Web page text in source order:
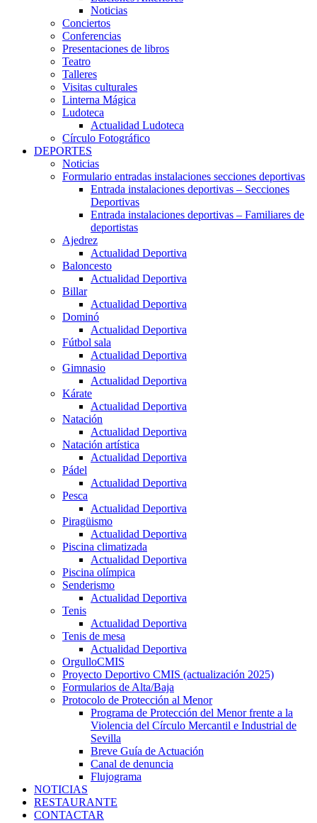
Noticias
Conciertos
Conferencias
Presentaciones de libros
Teatro
Talleres
Visitas culturales
Linterna Mágica
Ludoteca
Actualidad Ludoteca
Círculo Fotográfico
DEPORTES
Noticias
Formulario entradas instalaciones secciones deportivas
Entrada instalaciones deportivas – Secciones
Deportivas
Entrada instalaciones deportivas – Familiares de
deportistas
Ajedrez
Actualidad Deportiva
Baloncesto
Actualidad Deportiva
Billar
Actualidad Deportiva
Dominó
Actualidad Deportiva
Fútbol sala
Actualidad Deportiva
Gimnasio
Actualidad Deportiva
Kárate
Actualidad Deportiva
Natación
Actualidad Deportiva
Natación artística
Actualidad Deportiva
Pádel
Actualidad Deportiva
Pesca
Actualidad Deportiva
Piragüismo
Actualidad Deportiva
Piscina climatizada
Actualidad Deportiva
Piscina olímpica
Senderismo
Actualidad Deportiva
Tenis
Actualidad Deportiva
Tenis de mesa
Actualidad Deportiva
OrgulloCMIS
Proyecto Deportivo CMIS (actualización 2025)
Formularios de Alta/Baja
Protocolo de Protección al Menor
Programa de Protección del Menor frente a la
Violencia del Círculo Mercantil e Industrial de
Sevilla
Breve Guía de Actuación
Canal de denuncia
Flujograma
NOTICIAS
RESTAURANTE
CONTACTAR